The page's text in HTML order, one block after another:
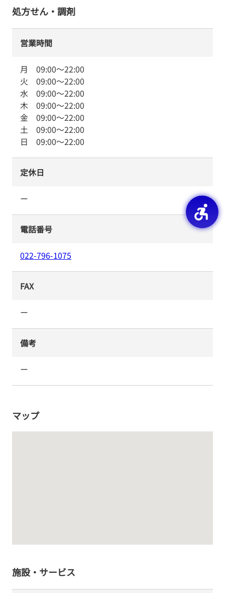
処方せん・調剤
営業時間
月 09:00～22:00
火 09:00～22:00
水 09:00～22:00
木 09:00～22:00
金 09:00～22:00
土 09:00～22:00
日 09:00～22:00
定休日
ー
電話番号
022-796-1075
FAX
ー
備考
ー
マップ
施設・サービス